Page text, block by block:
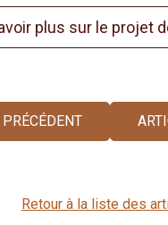
plus sur le projet
Retour à la liste des